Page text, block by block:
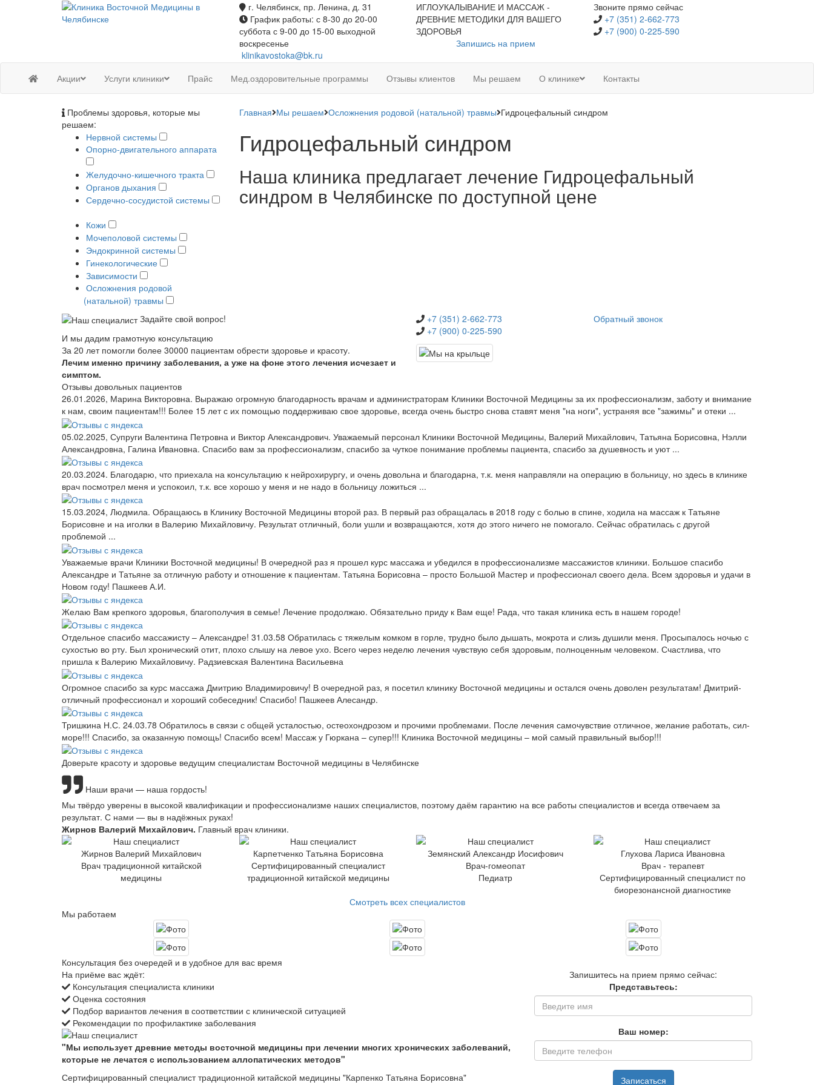
г. Челябинск, пр. Ленина, д. 31
График работы: с 8-30 до 20-00
суббота с 9-00 до 15-00 выходной
воскресенье
klinikavostoka@bk.ru
ИГЛОУКАЛЫВАНИЕ И МАССАЖ -
ДРЕВНИЕ МЕТОДИКИ ДЛЯ ВАШЕГО
ЗДОРОВЬЯ
Запишись на прием
Звоните прямо сейчас
+7 (351) 2-662-773
+7 (900) 0-225-590
Акции Услуги клиники Прайс Мед.оздоровительные программы Отзывы клиентов Мы решаем О клинике Контакты
Проблемы здоровья, которые мы
решаем:
Нервной системы
Опорно-двигательного аппарата
Желудочно-кишечного тракта
Органов дыхания
Сердечно-сосудистой системы
Кожи
Мочеполовой системы
Эндокринной системы
Гинекологические
Зависимости
Осложнения родовой
(натальной) травмы
Главная Мы решаем Осложнения родовой (натальной) травмы Гидроцефальный синдром
Гидроцефальный синдром
Наша клиника предлагает лечение Гидроцефальный
синдром в Челябинске по доступной цене
Задайте свой вопрос!
И мы дадим грамотную консультацию
+7 (351) 2-662-773
+7 (900) 0-225-590
Обратный звонок
За 20 лет помогли более 30000 пациентам обрести здоровье и красоту.
Лечим именно причину заболевания, а уже на фоне этого лечения исчезает и
симптом.
Отзывы довольных пациентов
26.01.2026, Марина Викторовна. Выражаю огромную благодарность врачам и администраторам Клиники Восточной Медицины за их профессионализм, заботу и внимание
к нам, своим пациентам!!! Более 15 лет с их помощью поддерживаю свое здоровье, всегда очень быстро снова ставят меня "на ноги", устраняя все "зажимы" и отеки ...
05.02.2025, Супруги Валентина Петровна и Виктор Александрович. Уважаемый персонал Клиники Восточной Медицины, Валерий Михайлович, Татьяна Борисовна, Нэлли
Александровна, Галина Ивановна. Спасибо вам за профессионализм, спасибо за чуткое понимание проблемы пациента, спасибо за душевность и уют ...
20.03.2024. Благодарю, что приехала на консультацию к нейрохирургу, и очень довольна и благодарна, т.к. меня направляли на операцию в больницу, но здесь в клинике
врач посмотрел меня и успокоил, т.к. все хорошо у меня и не надо в больницу ложиться ...
15.03.2024, Людмила. Обращаюсь в Клинику Восточной Медицины второй раз. В первый раз обращалась в 2018 году с болью в спине, ходила на массаж к Татьяне
Борисовне и на иголки в Валерию Михайловичу. Результат отличный, боли ушли и возвращаются, хотя до этого ничего не помогало. Сейчас обратилась с другой
проблемой ...
Уважаемые врачи Клиники Восточной медицины! В очередной раз я прошел курс массажа и убедился в профессионализме массажистов клиники. Большое спасибо
Александре и Татьяне за отличную работу и отношение к пациентам. Татьяна Борисовна – просто Большой Мастер и профессионал своего дела. Всем здоровья и удачи в
Новом году! Пашкеев А.И.
Желаю Вам крепкого здоровья, благополучия в семье! Лечение продолжаю. Обязательно приду к Вам еще! Рада, что такая клиника есть в нашем городе!
Отдельное спасибо массажисту – Александре! 31.03.58 Обратилась с тяжелым комком в горле, трудно было дышать, мокрота и слизь душили меня. Просыпалось ночью с
сухостью во рту. Был хронический отит, плохо слышу на левое ухо. Всего через неделю лечения чувствую себя здоровым, полноценным человеком. Счастлива, что
пришла к Валерию Михайловичу. Радзиевская Валентина Васильевна
Огромное спасибо за курс массажа Дмитрию Владимировичу! В очередной раз, я посетил клинику Восточной медицины и остался очень доволен результатам! Дмитрий-
отличный профессионал и хороший собеседник! Спасибо! Пашкеев Алесандр.
Тришкина Н.С. 24.03.78 Обратилось в связи с общей усталостью, остеохондрозом и прочими проблемами. После лечения самочувствие отличное, желание работать, сил-
море!!! Спасибо, за оказанную помощь! Спасибо всем! Массаж у Гюркана – супер!!! Клиника Восточной медицины – мой самый правильный выбор!!!
Доверьте красоту и здоровье ведущим специалистам Восточной медицины в Челябинске
Наши врачи — наша гордость!
Мы твёрдо уверены в высокой квалификации и профессионализме наших специалистов, поэтому даём гарантию на все работы специалистов и всегда отвечаем за
результат. С нами — вы в надёжных руках!
Жирнов Валерий Михайлович. Главный врач клиники.
Жирнов Валерий Михайлович
Врач традиционной китайской
медицины
Карпетченко Татьяна Борисовна
Сертифицированный специалист
традиционной китайской медицины
Земянский Александр Иосифович
Врач-гомеопат
Педиатр
Глухова Лариса Ивановна
Врач - терапевт
Сертифицированный специалист по
биорезонансной диагностике
Смотреть всех специалистов
Мы работаем
Консультация без очередей и в удобное для вас время
На приёме вас ждёт:
Консультация специалиста клиники
Оценка состояния
Подбор вариантов лечения в соответствии с клинической ситуацией
Рекомендации по профилактике заболевания
"Мы использует древние методы восточной медицины при лечении многих хронических заболеваний,
которые не лечатся с использованием аллопатических методов"
Сертифицированный специалист традиционной китайской медицины "Карпенко Татьяна Борисовна"
Запишитесь на прием прямо сейчас:
Представьтесь:
Ваш номер:
Записаться